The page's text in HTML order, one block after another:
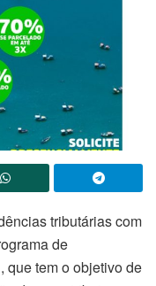
tributárias com
de
que tem o objetivo de